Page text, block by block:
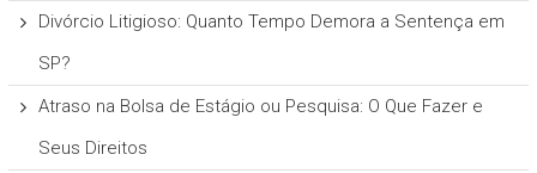
Divórcio Litigioso: Quanto Tempo Demora a Sentença em
SP?
Atraso na Bolsa de Estágio ou Pesquisa: O Que Fazer e
Seus Direitos